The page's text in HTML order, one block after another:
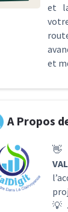
et
et
A Propos
👋
💡